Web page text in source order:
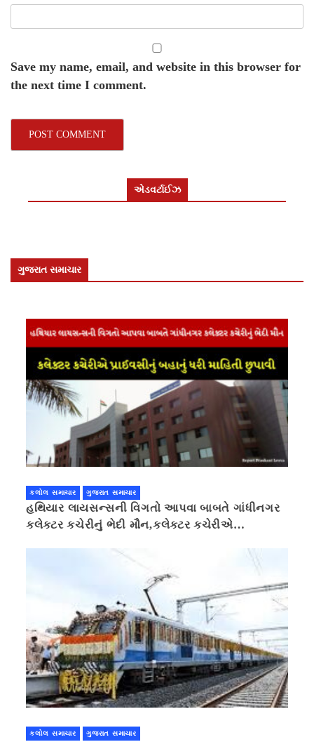
Save my name, email, and website in this browser for
the next time I comment.
એડવર્ટાઈઝ
ગુજરાત સમાચાર
કલોલ સમાચાર ગુજરાત સમાચાર
હથિયાર લાયસન્સની વિગતો આપવા બાબતે ગાંધીનગર
કલેક્ટર કચેરીનું ભેદી મૌન,કલેક્ટર કચેરીએ
કલોલ સમાચાર ગુજરાત સમાચાર